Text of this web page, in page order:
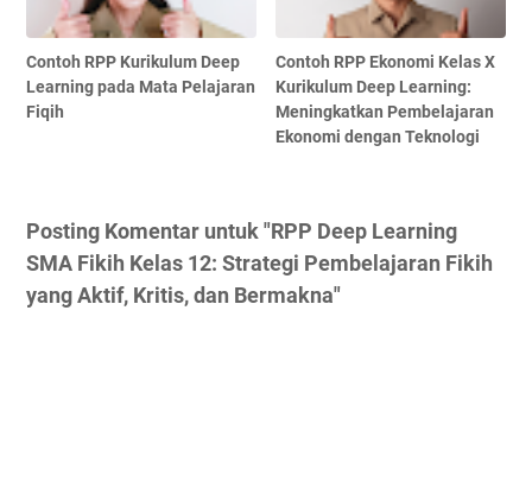
Contoh RPP Kurikulum Deep
Learning pada Mata Pelajaran
Fiqih
Contoh RPP Ekonomi Kelas X
Kurikulum Deep Learning:
Meningkatkan Pembelajaran
Ekonomi dengan Teknologi
Posting Komentar untuk "RPP Deep Learning
SMA Fikih Kelas 12: Strategi Pembelajaran Fikih
yang Aktif, Kritis, dan Bermakna"